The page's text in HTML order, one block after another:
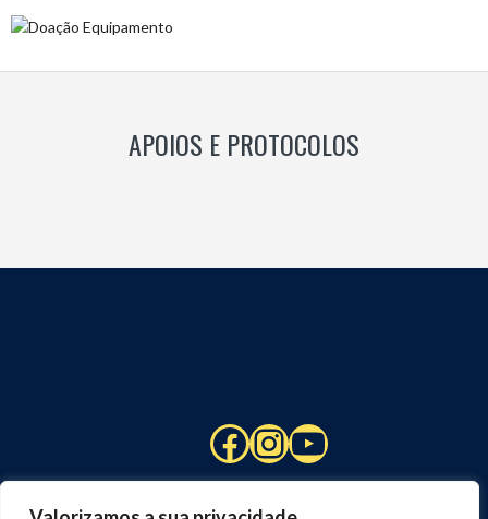
APOIOS E PROTOCOLOS
Facebook
Instagram
YouTube